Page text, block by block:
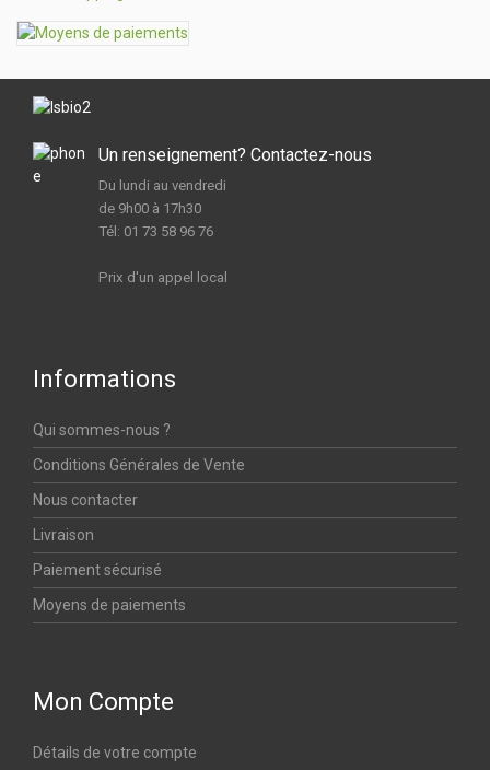
Un renseignement? Contactez-nous
Du lundi au vendredi
de 9h00 à 17h30
Tél: 01 73 58 96 76
Prix d'un appel local
Informations
Qui sommes-nous ?
Conditions Générales de Vente
Nous contacter
Livraison
Paiement sécurisé
Moyens de paiements
Mon Compte
Détails de votre compte